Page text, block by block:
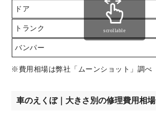
ドア
トランク
バンパー
※費用相場は弊社「ムーンショット」調べ
scrollable
車のえくぼ｜大きさ別の修理費用相場